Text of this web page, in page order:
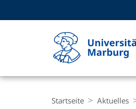
Philipps-
Navigation
Startseite Aktuelles